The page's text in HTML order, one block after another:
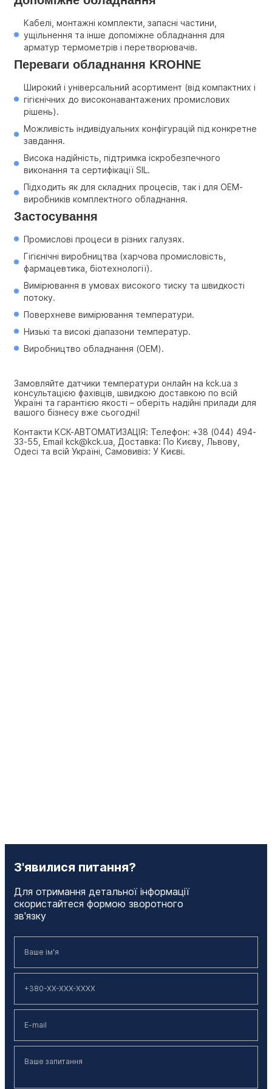
Кабелі, монтажні комплекти, запасні частини,
ущільнення та інше допоміжне обладнання для
арматур термометрів і перетворювачів.
Переваги обладнання KROHNE
Широкий і універсальний асортимент (від компактних і
гігієнічних до високонавантажених промислових
рішень).
Можливість індивідуальних конфігурацій під конкретне
завдання.
Висока надійність, підтримка іскробезпечного
виконання та сертифікації SIL.
Підходить як для складних процесів, так і для OEM-
виробників комплектного обладнання.
Застосування
Промислові процеси в різних галузях.
Гігієнічні виробництва (харчова промисловість,
фармацевтика, біотехнології).
Вимірювання в умовах високого тиску та швидкості
потоку.
Поверхневе вимірювання температури.
Низькі та високі діапазони температур.
Виробництво обладнання (OEM).
Замовляйте датчики температури онлайн на kck.ua з
консультацією фахівців, швидкою доставкою по всій
Україні та гарантією якості – оберіть надійні прилади для
вашого бізнесу вже сьогодні!
Контакти КСК-АВТОМАТИЗАЦІЯ: Телефон: +38 (044) 494-
33-55, Email kck@kck.ua, Доставка: По Києву, Львову,
Одесі та всій Україні, Самовивіз: У Києві.
З'явилися питання?
Для отримання детальної інформації
скористайтеся формою зворотного
зв'язку